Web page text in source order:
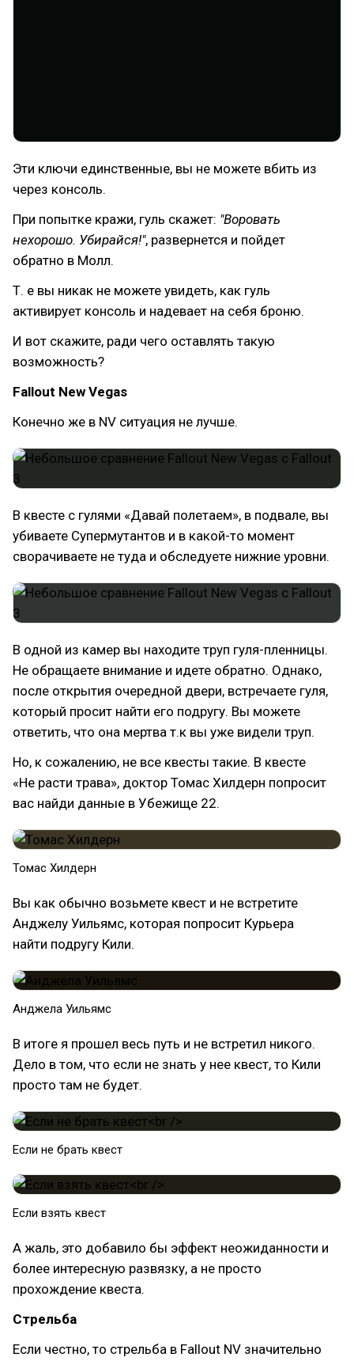
Эти ключи единственные, вы не можете вбить из
через консоль.
При попытке кражи, гуль скажет: "Воровать
нехорошо. Убирайся!", развернется и пойдет
обратно в Молл.
Т. е вы никак не можете увидеть, как гуль
активирует консоль и надевает на себя броню.
И вот скажите, ради чего оставлять такую
возможность?
Fallout New Vegas
Конечно же в NV ситуация не лучше.
В квесте с гулями «Давай полетаем», в подвале, вы
убиваете Супермутантов и в какой-то момент
сворачиваете не туда и обследуете нижние уровни.
В одной из камер вы находите труп гуля-пленницы.
Не обращаете внимание и идете обратно. Однако,
после открытия очередной двери, встречаете гуля,
который просит найти его подругу. Вы можете
ответить, что она мертва т.к вы уже видели труп.
Но, к сожалению, не все квесты такие. В квесте
«Не расти трава», доктор Томас Хилдерн попросит
вас найди данные в Убежище 22.
Томас Хилдерн
Вы как обычно возьмете квест и не встретите
Анджелу Уильямс, которая попросит Курьера
найти подругу Кили.
Анджела Уильямс
В итоге я прошел весь путь и не встретил никого.
Дело в том, что если не знать у нее квест, то Кили
просто там не будет.
Если не брать квест
Если взять квест
А жаль, это добавило бы эффект неожиданности и
более интересную развязку, а не просто
прохождение квеста.
Стрельба
Если честно, то стрельба в Fallout NV значительно